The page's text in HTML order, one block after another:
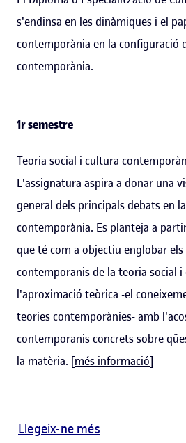
s'endinsa en les dinàmiques i el
contemporània en la configuració
contemporània.
1r semestre
Teoria social i cultura
L'assignatura aspira a donar una
general dels principals debats en
contemporània. Es planteja a
que té com a objectiu englobar
contemporanis de la teoria social
l'aproximació teòrica -el
teories contemporànies- amb
contemporanis concrets sobre
la matèria. [més informació]
Llegeix-ne més